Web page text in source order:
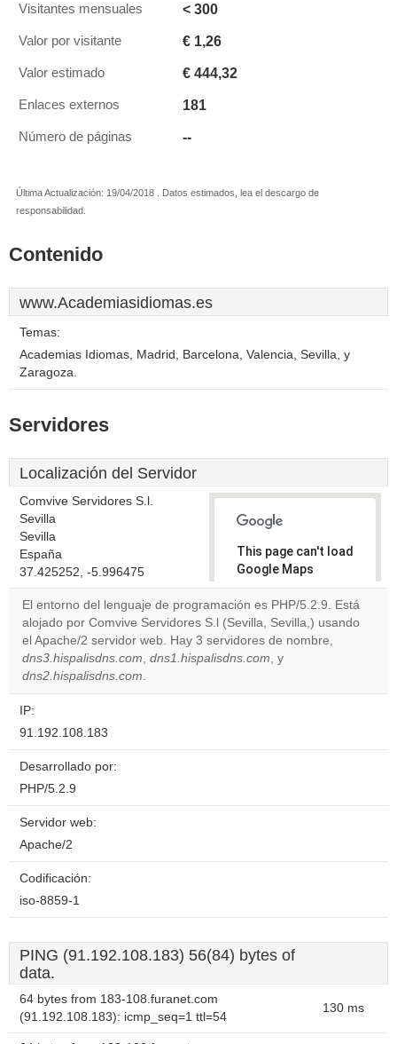
Visitantes mensuales < 300
Valor por visitante € 1,26
Valor estimado € 444,32
Enlaces externos 181
Número de páginas --
Última Actualización: 19/04/2018 . Datos estimados, lea el descargo de
responsabilidad.
Contenido
www.Academiasidiomas.es
Temas:
Academias Idiomas, Madrid, Barcelona, Valencia, Sevilla, y
Zaragoza.
Servidores
Localización del Servidor
Comvive Servidores S.l.
Sevilla
Sevilla
España
37.425252, -5.996475
This page can't load
Google Maps
correctly.
Do you
own this
website?
El entorno del lenguaje de programación es PHP/5.2.9. Está
alojado por Comvive Servidores S.l (Sevilla, Sevilla,) usando
el Apache/2 servidor web. Hay 3 servidores de nombre,
dns3.hispalisdns.com, dns1.hispalisdns.com, y
dns2.hispalisdns.com.
IP:
91.192.108.183
Desarrollado por:
PHP/5.2.9
Servidor web:
Apache/2
Codificación:
iso-8859-1
PING (91.192.108.183) 56(84) bytes of
data.
64 bytes from 183-108.furanet.com
(91.192.108.183): icmp_seq=1 ttl=54
130 ms